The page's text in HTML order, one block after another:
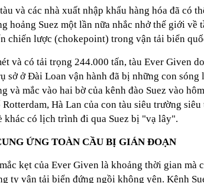
và các nhà xuất nhập khẩu hàng hóa đã có
hoảng Suez một lần nữa nhắc nhở thế giới về
chiến lược (chokepoint) trong vận tải biển
và có tải trọng 244.000 tấn, tàu Ever Given
sở ở Đài Loan vận hành đã bị những con sóng
và mắc vào hai bờ của kênh đào Suez vào
Rotterdam, Hà Lan của con tàu siêu trường
khác có lịch trình đi qua Suez bị "vạ lây".
ỨNG TOÀN CẦU BỊ GIÁN ĐOẠN
kẹt của Ever Given là khoảng thời gian mà
ty vận tải biển đứng ngồi không yên. Kênh